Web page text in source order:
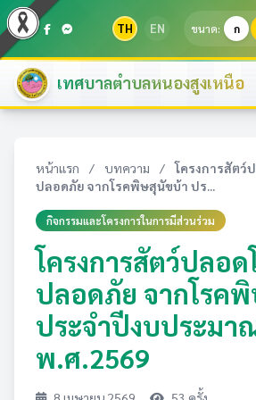
TH EN ขนาด: ก
เทศบาลตำบลหนองสูงเหนือ
หน้าแรก / บทความ /
โครงการสัตว์
ปลอดภัย จากโรคพิษสุนัขบ้า ปร...
กิจกรรมและโครงการในการมีส่วนร่วม
โครงการสัตว์ปลอด
ปลอดภัย จากโรค
ประจำปีงบประมา
พ.ศ.2569